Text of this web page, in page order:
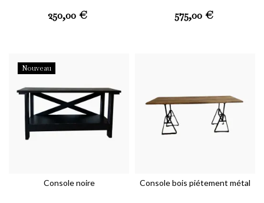
Prix
250,00 € Prix
575,00 €
Console noire
Nouveau
Console bois piétement métal